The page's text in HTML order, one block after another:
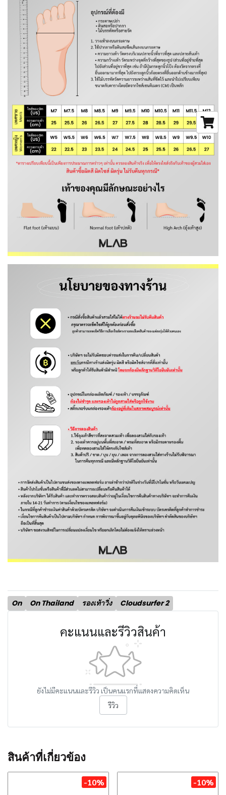
On On Thailand รองเท้าวิ่ง Cloudsurfer 2
คะแนนและรีวิวสินค้า
ยังไม่มีคะแนนและรีวิว เป็นคนแรกที่แสดงความคิดเห็น
รีวิว
สินค้าที่เกี่ยวข้อง
-10% -10%